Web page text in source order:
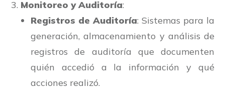
Monitoreo y Auditoría:
Registros de Auditoría: Sistemas para la
generación, almacenamiento y análisis de
registros de auditoría que documenten
quién accedió a la información y qué
acciones realizó.